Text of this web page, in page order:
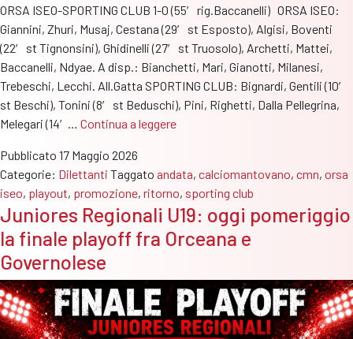
ORSA ISEO-SPORTING CLUB 1-0 (55′ rig.Baccanelli) ORSA ISEO:
Giannini, Zhuri, Musaj, Cestana (29′ st Esposto), Algisi, Boventi
(22′ st Tignonsini), Ghidinelli (27′ st Truosolo), Archetti, Mattei,
Baccanelli, Ndyae. A disp.: Bianchetti, Mari, Gianotti, Milanesi,
Trebeschi, Lecchi. All.Gatta SPORTING CLUB: Bignardi, Gentili (10′
st Beschi), Tonini (8′ st Beduschi), Pini, Righetti, Dalla Pellegrina,
Melegari (14′… Continua a leggerePlayout
Iseo
vince
di
misura
ma
é
lo
Pubblicato 17 Maggio 2026
Categorie: Dilettanti Taggato andata, calciomantovano, cmn, orsa
iseo, playout, promozione, ritorno, sporting club
Juniores Regionali U19: oggi pomeriggio
la finale playoff fra Orceana e
Governolese